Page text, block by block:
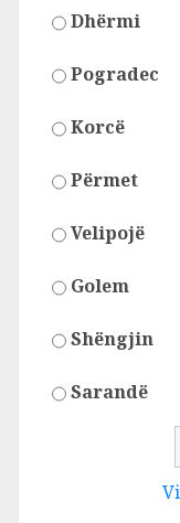
Dhërmi
Pogradec
Korcë
Përmet
Velipojë
Golem
Shëngjin
Sarandë